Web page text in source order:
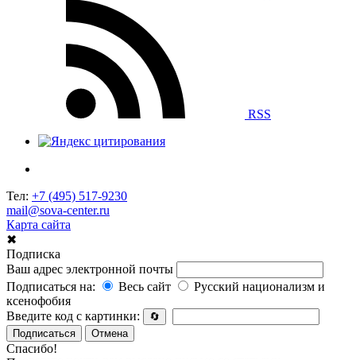
RSS
Тел: +7 (495) 517-9230
mail@sova-center.ru
Карта сайта
✖
Подписка
Ваш адрес электронной почты
Подписаться на:
Весь сайт
Русский национализм и
ксенофобия
Введите код с картинки:
🔄
Подписаться
Отмена
Спасибо!